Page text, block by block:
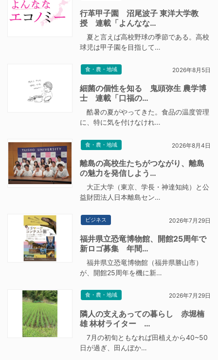
行革甲子園 沼尾波子 東洋大学教
授 連載「よんなな…
夏と言えば高校野球の季節である。高校
球児は甲子園を目指して…
食・農・地域 2026年8月5日
細菌の個性を知る 鬼頭弥生 農学博
士 連載「口福の…
酷暑の夏がやってきた。食品の温度管理
に、特に気を付けなけれ…
食・農・地域 2026年8月4日
離島の高校生たちがつながり、離島
の魅力を発信しよう…
大正大学（東京、学長・神達知純）と公
益財団法人日本離島セン…
ビジネス 2026年7月29日
福井県立恐竜博物館、開館25周年で
新ロゴ募集 年間…
福井県立恐竜博物館（福井県勝山市）
が、開館25周年を機に新…
食・農・地域 2026年7月29日
隣人の支えあっての暮らし 赤堀楠
雄 林材ライター …
7月の初旬ともなれば田植えから40~50
日が過ぎ、田んぼか…